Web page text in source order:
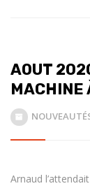
AOUT
MACHINE
Arnaud